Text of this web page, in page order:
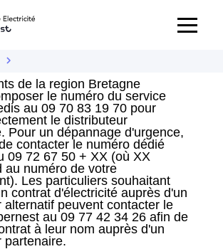
de la region Bretagne
le numéro du service
au 09 70 83 19 70 pour
le distributeur
Pour un dépannage d'urgence,
contacter le numéro dédié
09 72 67 50 + XX (où XX
au numéro de votre
Les particuliers souhaitant
contrat d'électricité auprès d'un
alternatif peuvent contacter le
au 09 77 42 34 26 afin de
à leur nom auprès d'un
partenaire.